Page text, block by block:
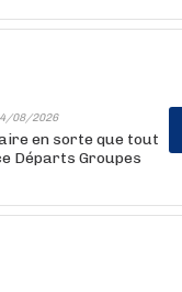
08/2026
en sorte que tout
Départs Groupes